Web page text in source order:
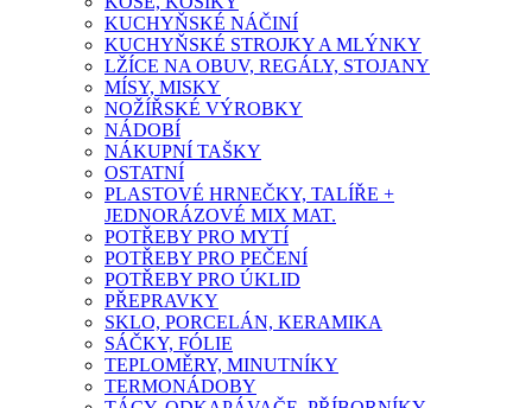
KUCHYŇSKÉ NÁČINÍ
KUCHYŇSKÉ STROJKY A MLÝNKY
LŽÍCE NA OBUV, REGÁLY, STOJANY
MÍSY, MISKY
NOŽÍŘSKÉ VÝROBKY
NÁDOBÍ
NÁKUPNÍ TAŠKY
OSTATNÍ
PLASTOVÉ HRNEČKY, TALÍŘE +
JEDNORÁZOVÉ MIX MAT.
POTŘEBY PRO MYTÍ
POTŘEBY PRO PEČENÍ
POTŘEBY PRO ÚKLID
PŘEPRAVKY
SKLO, PORCELÁN, KERAMIKA
SÁČKY, FÓLIE
TEPLOMĚRY, MINUTNÍKY
TERMONÁDOBY